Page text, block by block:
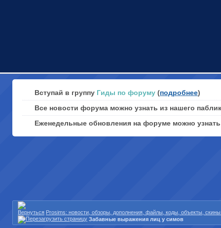
Вступай в группу Гиды по форуму (подробнее)
Все новости форума можно узнать из нашего
Еженедельные обновления на форуме можно
Prosims: новости, обзоры, дополнения, файлы, коды, объекты,
Забавные выражения лиц у симов